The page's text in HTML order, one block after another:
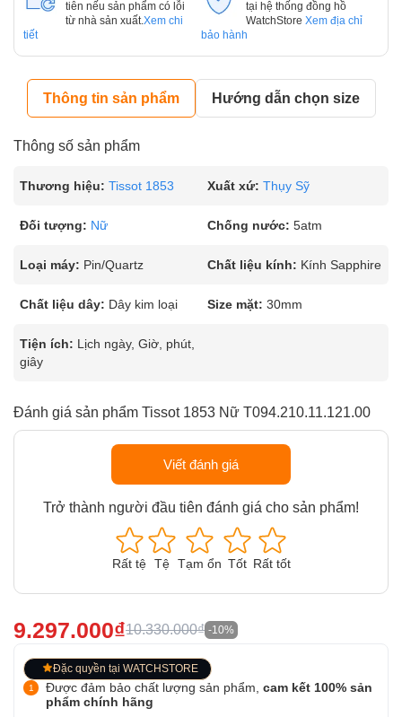
tiên nếu sản phẩm có lỗi
từ nhà sản xuất. Xem chi
tiết
tại hệ thống đồng hồ
WatchStore Xem địa chỉ
bảo hành
Thông tin sản phẩm Hướng dẫn chọn size
Thông số sản phẩm
Thương hiệu: Tissot 1853 Xuất xứ: Thụy Sỹ
Đối tượng: Nữ Chống nước: 5atm
Loại máy: Pin/Quartz Chất liệu kính: Kính Sapphire
Chất liệu dây: Dây kim loại Size mặt: 30mm
Tiện ích: Lịch ngày, Giờ, phút,
giây
Đánh giá sản phẩm Tissot 1853 Nữ T094.210.11.121.00
Viết đánh giá
Trở thành người đầu tiên đánh giá cho sản phẩm!
Rất tệ Tệ Tạm ổn Tốt Rất tốt
9.297.000₫10.330.000₫ -10%
Đặc quyền tại WATCHSTORE
Được đảm bảo chất lượng sản phẩm, cam kết 100% sản
phẩm chính hãng